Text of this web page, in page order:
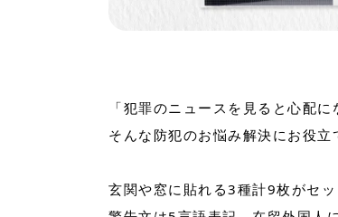
「犯罪のニュースを見ると心配
そんな防犯のお悩み解決にお役立
玄関や窓に貼れる3種計9枚がセ